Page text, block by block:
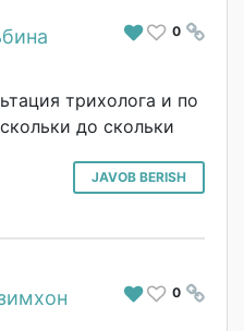
# 0
трихолога и по
до скольки
JAVOB BERISH
# 0